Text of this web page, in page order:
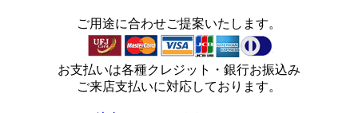
ご用途に合わせご提案いたします。
お支払いは各種クレジット・銀行お振込み
ご来店支払いに対応しております。